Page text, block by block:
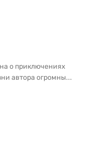
о приключениях
автора огромны...